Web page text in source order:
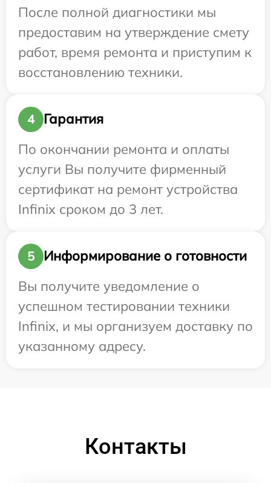
После полной диагностики мы
предоставим на утверждение смету
работ, время ремонта и приступим к
восстановлению техники.
4
Гарантия
По окончании ремонта и оплаты
услуги Вы получите фирменный
сертификат на ремонт устройства
Infinix сроком до 3 лет.
5
Информирование о готовности
Вы получите уведомление о
успешном тестировании техники
Infinix, и мы организуем доставку по
указанному адресу.
Контакты